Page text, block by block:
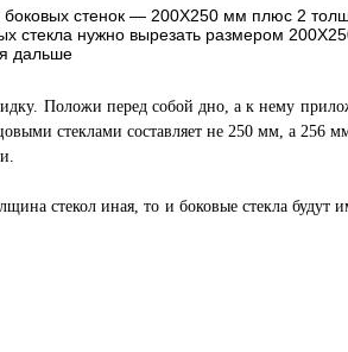
боковых стенок — 200X250 мм плюс 2
стекла нужно вырезать размером
дальше
Положи перед собой дно, а к нему
стеклами составляет не 250 мм, а 256
стекол иная, то и боковые стекла